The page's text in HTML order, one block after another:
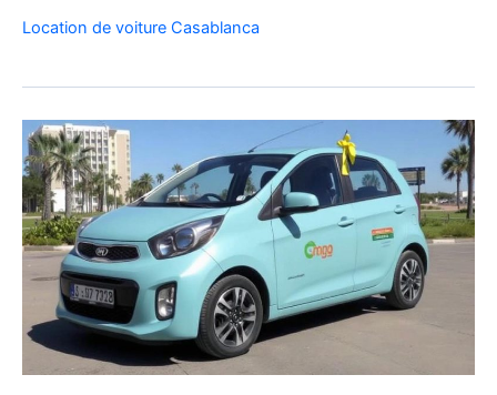
voiture
C3
à
Casablanca
Location de voiture Casablanca